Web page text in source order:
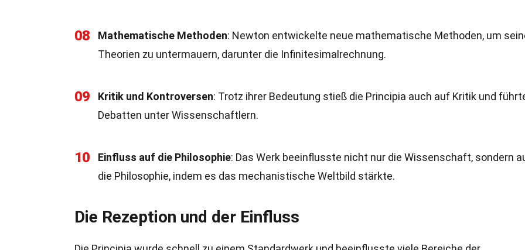
08 Mathematische Methoden: Newton entwickelte neue mathematische Methoden, um
Theorien zu untermauern, darunter die Infinitesimalrechnung.
09 Kritik und Kontroversen: Trotz ihrer Bedeutung stieß die Principia auch auf Kritik und
Debatten unter Wissenschaftlern.
10 Einfluss auf die Philosophie: Das Werk beeinflusste nicht nur die Wissenschaft, sondern
die Philosophie, indem es das mechanistische Weltbild stärkte.
Die Rezeption und der Einfluss